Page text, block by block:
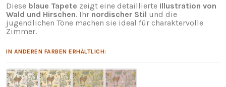
Diese blaue Tapete zeigt eine detaillierte Illustration von
Wald und Hirschen. Ihr nordischer Stil und die
jugendlichen Töne machen sie ideal für charaktervolle
Zimmer.
IN ANDEREN FARBEN ERHÄLTLICH: